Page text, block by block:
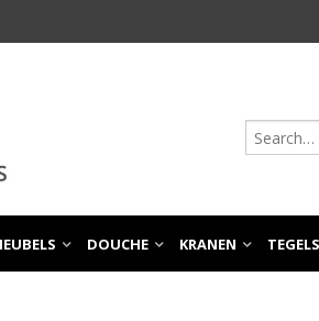
DOUCHE KRANEN TEGELS